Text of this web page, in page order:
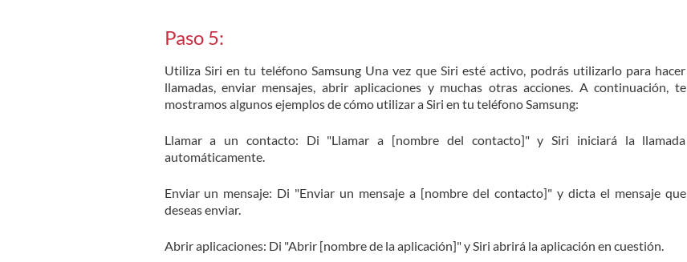
Paso 5:
Utiliza Siri en tu teléfono Samsung Una vez que Siri esté activo, podrás utilizarlo para hacer
llamadas, enviar mensajes, abrir aplicaciones y muchas otras acciones. A continuación, te
mostramos algunos ejemplos de cómo utilizar a Siri en tu teléfono Samsung:
Llamar a un contacto: Di "Llamar a [nombre del contacto]" y Siri iniciará la llamada
automáticamente.
Enviar un mensaje: Di "Enviar un mensaje a [nombre del contacto]" y dicta el mensaje que
deseas enviar.
Abrir aplicaciones: Di "Abrir [nombre de la aplicación]" y Siri abrirá la aplicación en cuestión.